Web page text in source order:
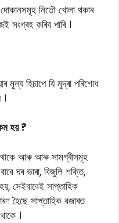
দোকানসমূহ নিতৌ খোলা থকাৰ
সংগ্ৰহ কৰিব পাৰি ।
মূল্য হিচাপে যি মুদ্ৰা পৰিশোধ
হয় ?
আৰু আৰু সামগ্ৰীসমূহ
ঘৰ ভাৰা, বিজুলি শক্তি,
সেইবাবেই সাপ্তাহিক
হৈছে সাপ্তাহিক বজাৰত
।